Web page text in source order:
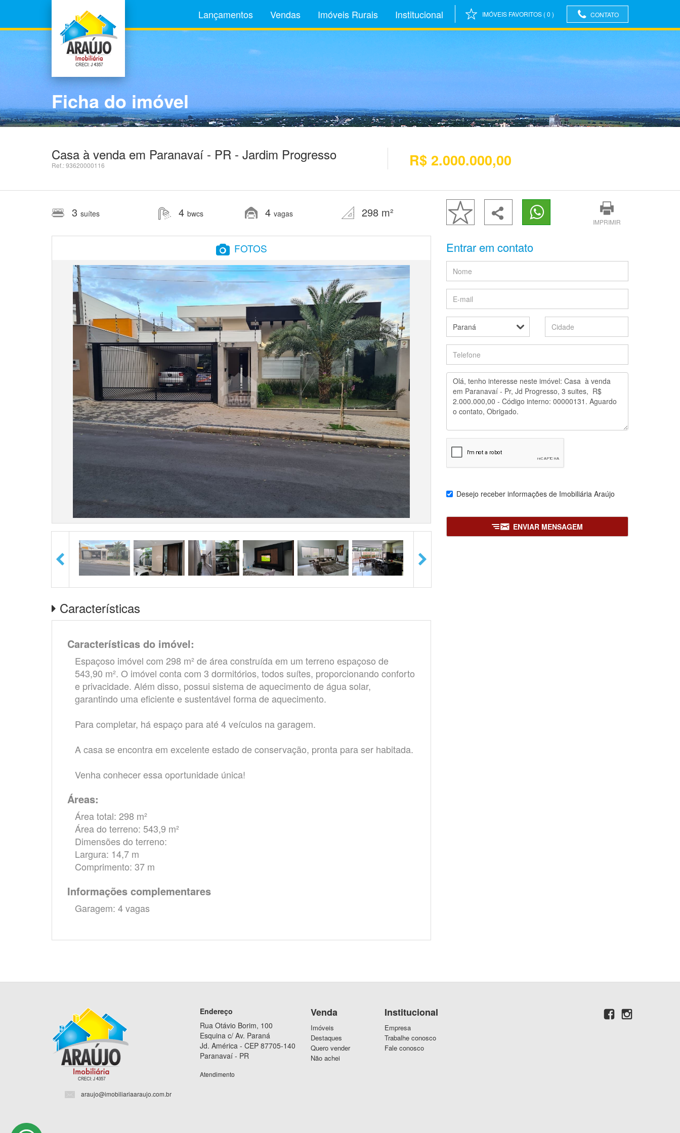
Lançamentos Vendas Imóveis Rurais Institucional IMÓVEIS FAVORITOS (0 ) CONTATO
Ficha do imóvel
Casa à venda em Paranavaí - PR - Jardim Progresso
Ref.: 93620000116 R$ 2.000.000,00
3 suítes 4 bwcs 4 vagas 298 m²
FOTOS
IMPRIMIR
Entrar em contato
Desejo receber informações de Imobiliária Araújo
ENVIAR MENSAGEM
Características
Características do imóvel:
Espaçoso imóvel com 298 m² de área construída em um terreno espaçoso de
543,90 m². O imóvel conta com 3 dormitórios, todos suítes, proporcionando conforto
e privacidade. Além disso, possui sistema de aquecimento de água solar,
garantindo uma eficiente e sustentável forma de aquecimento.
Para completar, há espaço para até 4 veículos na garagem.
A casa se encontra em excelente estado de conservação, pronta para ser habitada.
Venha conhecer essa oportunidade única!
Áreas:
Área total: 298 m²
Área do terreno: 543,9 m²
Dimensões do terreno:
Largura: 14,7 m
Comprimento: 37 m
Informações complementares
Garagem: 4 vagas
araujo@imobiliariaaraujo.com.br
Endereço
Rua Otávio Borim, 100
Esquina c/ Av. Paraná
Jd. América - CEP 87705-140
Paranavaí - PR
Atendimento
Venda
Imóveis
Destaques
Quero vender
Não achei
Institucional
Empresa
Trabalhe conosco
Fale conosco